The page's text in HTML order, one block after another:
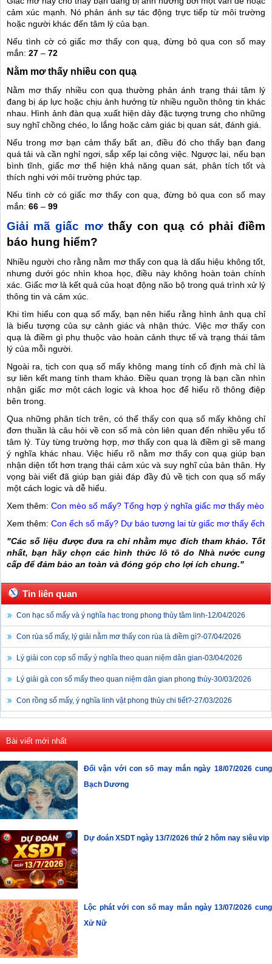
cảm xúc mạnh. Nó phản ánh sự tác động trực tiếp từ môi trường
hoặc người khác đến tâm lý của bạn.
Nếu tình cờ có giấc mơ thấy con quạ, đừng bỏ qua con số may
mắn: 27 – 72
Nằm mơ thấy nhiều con quạ
Nằm mơ thấy nhiều con quạ thường phản ánh trạng thái tâm lý
đang bị áp lực hoặc chịu ảnh hưởng từ nhiều nguồn thông tin khác
nhau. Hình ảnh đàn quạ xuất hiện dày đặc tượng trưng cho những
suy nghĩ chồng chéo, lo lắng hoặc cảm giác bị quan sát, đánh giá.
Nếu trong mơ bạn cảm thấy bất an, điều đó cho thấy bạn đang
quá tải và cần nghỉ ngơi, sắp xếp lại công việc. Ngược lại, nếu bạn
bình tĩnh, giấc mơ thể hiện khả năng quan sát, phân tích tốt và
thích nghi với môi trường phức tạp.
Nếu tình cờ có giấc mơ thấy con quạ, đừng bỏ qua con số may
mắn: 66 – 99
Giải mã giấc mơthấy con quạ có phải điềm
báo hung hiểm?
Nhiều người cho rằng nằm mơ thấy con quạ là dấu hiệu không tốt,
nhưng dưới góc nhìn khoa học, điều này không hoàn toàn chính
xác. Giấc mơ là kết quả của hoạt động não bộ trong quá trình xử lý
thông tin và cảm xúc.
Khi tìm hiểu con quạ số mấy, bạn nên hiểu rằng hình ảnh quạ chỉ
là biểu tượng của sự cảnh giác và nhận thức. Việc mơ thấy con
quạ là điềm gì phụ thuộc vào hoàn cảnh thực tế và trạng thái tâm
lý của mỗi người.
Ngoài ra, tịch con quạ số mấy không mang tính cố định mà chỉ là
sự liên kết mang tính tham khảo. Điều quan trọng là bạn cần nhìn
nhận giấc mơ một cách logic và khoa học để hiểu rõ thông điệp
bên trong.
Qua những phân tích trên, có thể thấy con quạ số mấy không chỉ
đơn thuần là câu hỏi về con số mà còn liên quan đến nhiều yếu tố
tâm lý. Tùy từng trường hợp, mơ thấy con quạ là điềm gì sẽ mang
ý nghĩa khác nhau. Việc hiểu rõ nằm mơ thấy con quạ giúp bạn
nhận diện tốt hơn trạng thái cảm xúc và suy nghĩ của bản thân. Hy
vọng bài viết đã giúp bạn giải đáp đầy đủ về tịch con quạ số mấy
một cách logic và dễ hiểu.
Xem thêm: Con mèo số mấy? Tổng hợp ý nghĩa giấc mơ thấy mèo
Xem thêm: Con ếch số mấy? Dự báo tương lai từ giấc mơ thấy ếch
"Các số liệu được đưa ra chỉ nhằm mục đích tham khảo. Tốt
nhất, bạn hãy chọn các hình thức lô tô do Nhà nước cung
cấp để đảm bảo an toàn và đóng góp cho lợi ích chung."
Tin liên quan
Con hạc số mấy và ý nghĩa hạc trong phong thủy tâm linh-12/04/2026
Con rùa số mấy, lý giải nằm mơ thấy con rùa là điềm gì?-07/04/2026
Lý giải con cọp số mấy ý nghĩa theo quan niệm dân gian-03/04/2026
Lý giải gà con số mấy theo quan niệm dân gian phong thủy-30/03/2026
Con rồng số mấy, ý nghĩa linh vật phong thủy chi tiết?-27/03/2026
Bài viết mới nhất
Đổi vận với con số may mắn ngày 18/07/2026 cung
Bạch Dương
Dự đoán XSDT ngày 13/7/2026 thứ 2 hôm nay siêu vip
Lộc phát với con số may mắn ngày 13/07/2026 cung
Xử Nữ